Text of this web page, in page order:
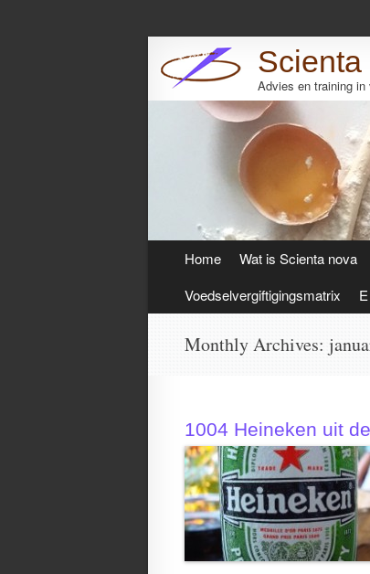
Scienta
Advies en training in
content
Home Wat is Scienta nova
Voedselvergiftigingsmatrix
Monthly Archives:
1004 Heineken uit